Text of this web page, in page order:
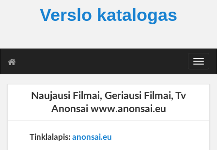
Verslo katalogas
T
o
Naujausi Filmai, Geriausi Filmai, Tv
Anonsai www.anonsai.eu
Tinklalapis: anonsai.eu